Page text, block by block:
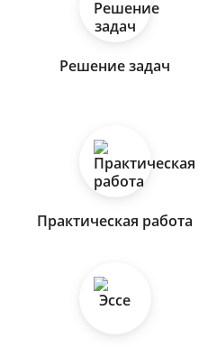
Решение задач
Практическая работа